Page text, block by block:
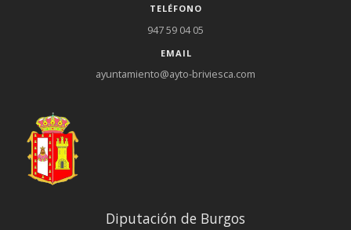
TELÉFONO
947 59 04 05
EMAIL
ayuntamiento@ayto-briviesca.com
Diputación de Burgos